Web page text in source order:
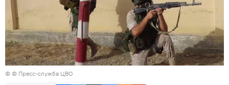
© © Пресс-служба ЦВО